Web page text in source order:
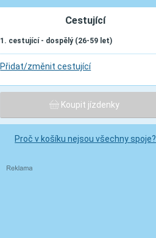
Cestující
1. cestující - dospělý (26-59 let)
Přidat/změnit cestující
Koupit jízdenky
Proč v košíku nejsou všechny spoje?